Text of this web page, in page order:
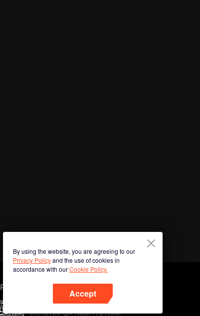
By using the website, you are agreeing to our
Privacy Policyand the use of cookies in
accordance with ourCookie Policy.
Accept
Phone
สแกนรหัส QR เพื่อดาวน์โหลด